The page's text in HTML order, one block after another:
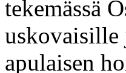
tekemässä
uskovaisille
apulaisen